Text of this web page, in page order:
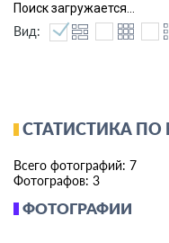
ФОТОГРАФИИ
Поиск загружается...
Вид:
СТАТИСТИКА ПО
Всего фотографий: 7
Фотографов: 3